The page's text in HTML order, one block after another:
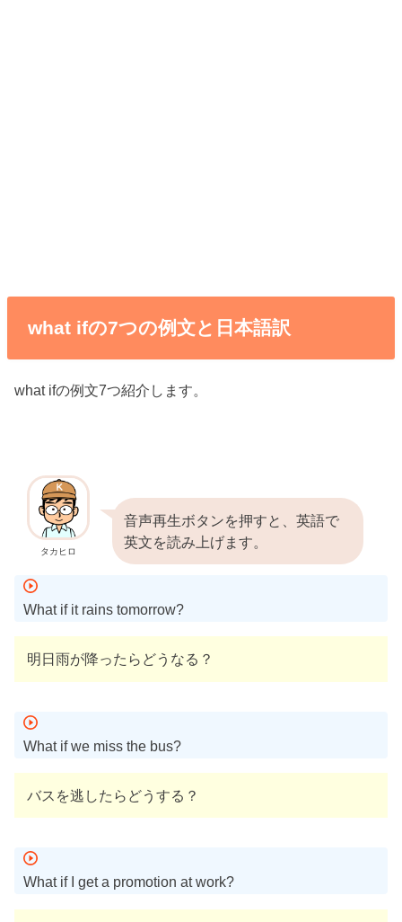
what ifの7つの例文と日本語訳
what ifの例文7つ紹介します。
タカヒロ
音声再生ボタンを押すと、英語で
英文を読み上げます。
What if it rains tomorrow?
明日雨が降ったらどうなる？
What if we miss the bus?
バスを逃したらどうする？
What if I get a promotion at work?